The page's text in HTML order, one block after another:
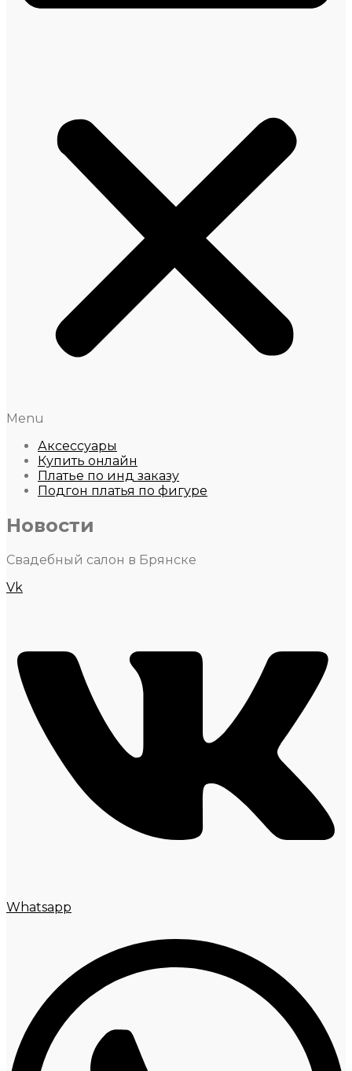
Menu
Аксессуары
Купить онлайн
Платье по инд заказу
Подгон платья по фигуре
Новости
Свадебный салон в Брянске
Vk
Whatsapp